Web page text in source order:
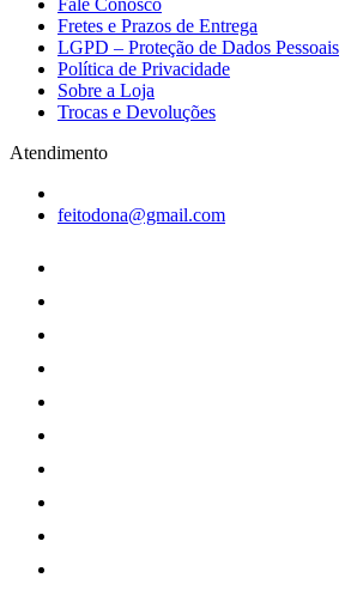
Fale Conosco
Fretes e Prazos de Entrega
LGPD – Proteção de Dados Pessoais
Política de Privacidade
Sobre a Loja
Trocas e Devoluções
Atendimento
feitodona@gmail.com